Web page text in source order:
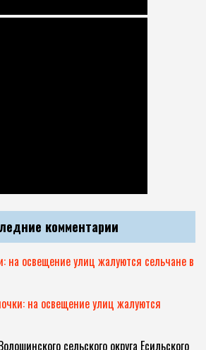
комментарии
на освещение улиц жалуются сельчане в
на освещение улиц жалуются
сельского округа Есильского